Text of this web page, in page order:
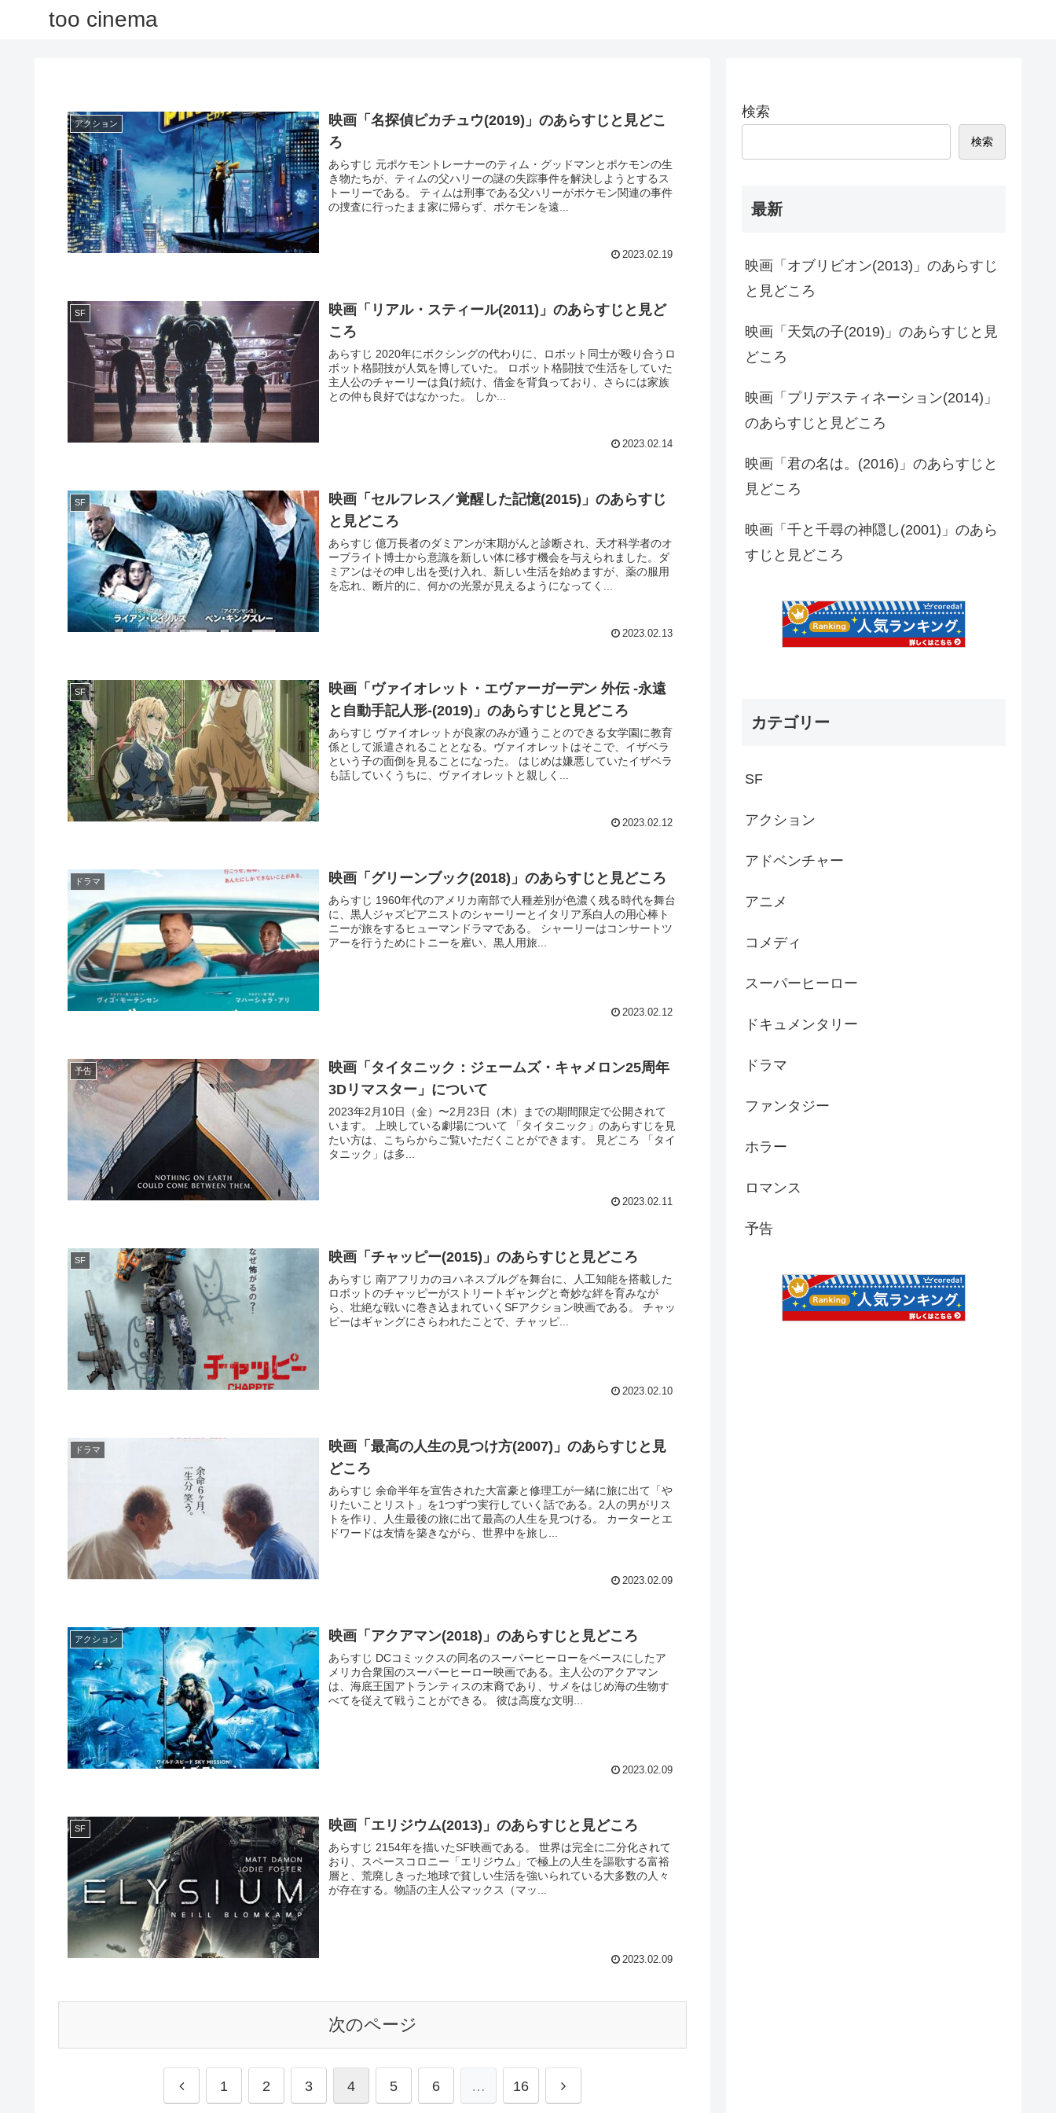
too cinema
アクション
映画「名探偵ピカチュウ(2019)」のあらすじと見どこ
ろ
あらすじ 元ポケモントレーナーのティム・グッドマンとポケモンの生
き物たちが、ティムの父ハリーの謎の失踪事件を解決しようとするス
トーリーである。 ティムは刑事である父ハリーがポケモン関連の事件
の捜査に行ったまま家に帰らず、ポケモンを遠...
2023.02.19
SF
映画「リアル・スティール(2011)」のあらすじと見ど
ころ
あらすじ 2020年にボクシングの代わりに、ロボット同士が殴り合うロ
ボット格闘技が人気を博していた。 ロボット格闘技で生活をしていた
主人公のチャーリーは負け続け、借金を背負っており、さらには家族
との仲も良好ではなかった。 しか...
2023.02.14
SF
映画「セルフレス／覚醒した記憶(2015)」のあらすじ
と見どころ
あらすじ 億万長者のダミアンが末期がんと診断され、天才科学者のオ
ーブライト博士から意識を新しい体に移す機会を与えられました。ダ
ミアンはその申し出を受け入れ、新しい生活を始めますが、薬の服用
を忘れ、断片的に、何かの光景が見えるようになってく...
2023.02.13
SF
映画「ヴァイオレット・エヴァーガーデン 外伝 -永遠
と自動手記人形-(2019)」のあらすじと見どころ
あらすじ ヴァイオレットが良家のみが通うことのできる女学園に教育
係として派遣されることとなる。ヴァイオレットはそこで、イザベラ
という子の面倒を見ることになった。 はじめは嫌悪していたイザベラ
も話していくうちに、ヴァイオレットと親しく...
2023.02.12
ドラマ 映画「グリーンブック(2018)」のあらすじと見どころ
あらすじ 1960年代のアメリカ南部で人種差別が色濃く残る時代を舞台
に、黒人ジャズピアニストのシャーリーとイタリア系白人の用心棒ト
ニーが旅をするヒューマンドラマである。 シャーリーはコンサートツ
アーを行うためにトニーを雇い、黒人用旅...
2023.02.12
予告
映画「タイタニック：ジェームズ・キャメロン25周年
3Dリマスター」について
2023年2月10日（金）〜2月23日（木）までの期間限定で公開されて
います。 上映している劇場について 「タイタニック」のあらすじを見
たい方は、こちらからご覧いただくことができます。 見どころ 「タイ
タニック」は多...
2023.02.11
SF 映画「チャッピー(2015)」のあらすじと見どころ
あらすじ 南アフリカのヨハネスブルグを舞台に、人工知能を搭載した
ロボットのチャッピーがストリートギャングと奇妙な絆を育みなが
ら、壮絶な戦いに巻き込まれていくSFアクション映画である。 チャッ
ピーはギャングにさらわれたことで、チャッピ...
2023.02.10
ドラマ
映画「最高の人生の見つけ方(2007)」のあらすじと見
どころ
あらすじ 余命半年を宣告された大富豪と修理工が一緒に旅に出て「や
りたいことリスト」を1つずつ実行していく話である。2人の男がリス
トを作り、人生最後の旅に出て最高の人生を見つける。 カーターとエ
ドワードは友情を築きながら、世界中を旅し...
2023.02.09
アクション 映画「アクアマン(2018)」のあらすじと見どころ
あらすじ DCコミックスの同名のスーパーヒーローをベースにしたア
メリカ合衆国のスーパーヒーロー映画である。主人公のアクアマン
は、海底王国アトランティスの末裔であり、サメをはじめ海の生物す
べてを従えて戦うことができる。 彼は高度な文明...
2023.02.09
SF 映画「エリジウム(2013)」のあらすじと見どころ
あらすじ 2154年を描いたSF映画である。 世界は完全に二分化されて
おり、スペースコロニー「エリジウム」で極上の人生を謳歌する富裕
層と、荒廃しきった地球で貧しい生活を強いられている大多数の人々
が存在する。物語の主人公マックス（マッ...
2023.02.09
次のページ
1 2 3 4 5 6 … 16
検索
検索
最新
映画「オブリビオン(2013)」のあらすじ
と見どころ
映画「天気の子(2019)」のあらすじと見
どころ
映画「プリデスティネーション(2014)」
のあらすじと見どころ
映画「君の名は。(2016)」のあらすじと
見どころ
映画「千と千尋の神隠し(2001)」のあら
すじと見どころ
カテゴリー
SF
アクション
アドベンチャー
アニメ
コメディ
スーパーヒーロー
ドキュメンタリー
ドラマ
ファンタジー
ホラー
ロマンス
予告